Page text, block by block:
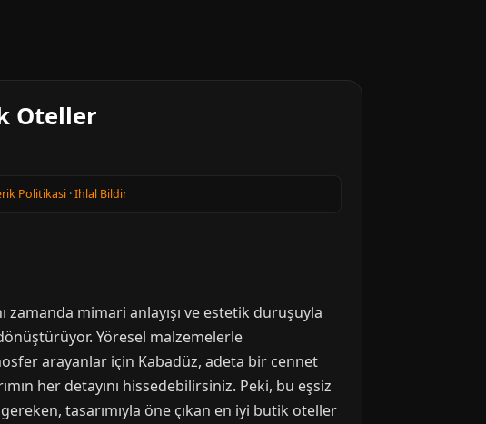
Oteller
Politikasi ·Ihlal Bildir
mimari anlayışı ve estetik duruşuyla
Yöresel malzemelerle
arayanlar için Kabadüz, adeta bir cennet
her detayını hissedebilirsiniz. Peki, bu eşsiz
tasarımıyla öne çıkan en iyi butik oteller